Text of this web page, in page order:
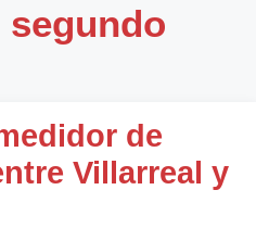
de
Villarreal y